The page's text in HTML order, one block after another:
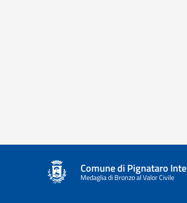
Comune di Pignataro
Medaglia di Bronzo al Valor Civile